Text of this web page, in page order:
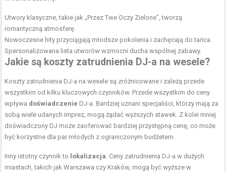
Utwory klasyczne, takie jak „Przez Twe Oczy Zielone”, tworzą
romantyczną atmosferę.
Nowoczesne hity przyciągają młodsze pokolenia i zachęcają do tańca.
Spersonalizowana lista utworów wzmocni ducha wspólnej zabawy.
Jakie są koszty zatrudnienia DJ-a na wesele?
Koszty zatrudnienia DJ-a na wesele są zróżnicowane i zależą przede
wszystkim od kilku kluczowych czynników. Przede wszystkim do ceny
wpływa doświadczenie DJ-a. Bardziej uznani specjaliści, którzy mają za
sobą wiele udanych imprez, mogą żądać wyższych stawek. Z kolei mniej
doświadczony DJ może zaoferować bardziej przystępną cenę, co może
być korzystne dla par młodych z ograniczonym budżetem.
Inny istotny czynnik to lokalizacja. Ceny zatrudnienia DJ-a w dużych
miastach, takich jak Warszawa czy Kraków, mogą być wyższe w